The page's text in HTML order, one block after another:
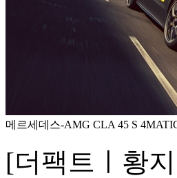
메르세데스-AMG CLA 45 S
[더팩트ㅣ황